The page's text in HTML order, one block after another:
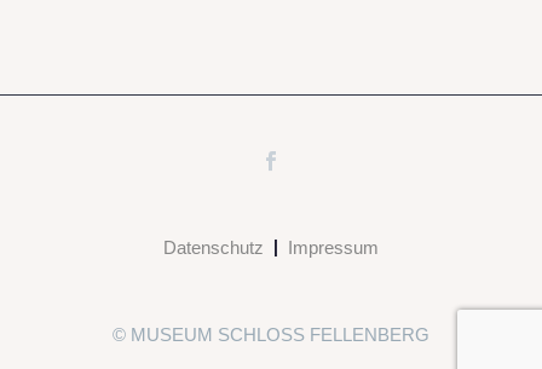
Datenschutz Impressum
© MUSEUM SCHLOSS FELLENBERG